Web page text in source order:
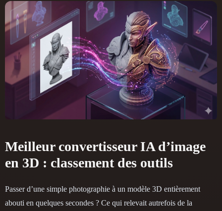
Minimalist Modern Organic Photorealistic
Pixel Art Realistic Retro Stylized
Voxel
Meilleur convertisseur IA d’image
en 3D : classement des outils
Passer d’une simple photographie à un modèle 3D entièrement
abouti en quelques secondes ? Ce qui relevait autrefois de la